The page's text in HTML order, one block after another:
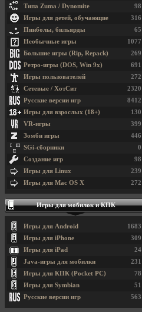
98
Типа Zuma / Dynomite
316
Игры для детей, обучающие
65
Пинболы, бильярды
1077
Необычные игры
269
Большие игры (Rip, Repack)
691
Ретро-игры (DOS, Win 9x)
272
Игры пользователей
2320
Сетевые / ХотСит
8412
Русские версии игр
130
Игры для взрослых (18+)
399
VR-игры
446
Зомби игры
0
SGi-сборники
98
Создание игр
239
Игры для Linux
272
Игры для Mac OS X
Игры для мобилок и КПК
1683
Игры для Android
309
Игры для iPhone
24
Игры для iPad
231
Java-игры для мобилки
78
Игры для КПК (Pocket PC)
51
Игры для Symbian
563
Русские версии игр